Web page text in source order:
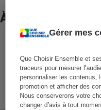
Gérer mes
Que Choisir Ensemble et
traceurs pour mesurer
personnaliser les contenus,
promotion et afficher des
Nous conserverons votre
changer d’avis à tout
À ne pas manquer
meilleures
COMPARATIF